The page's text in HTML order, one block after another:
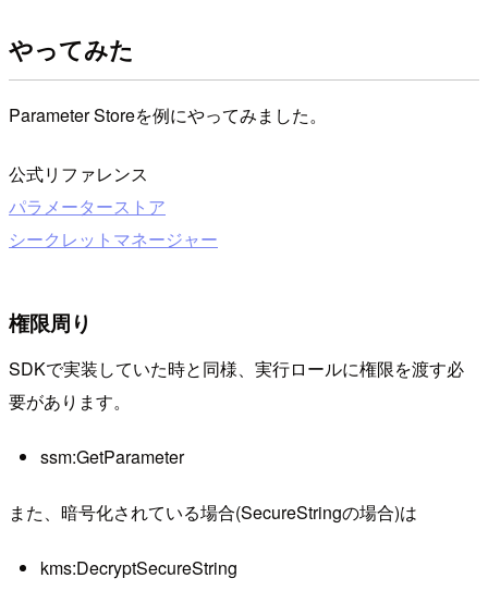
やってみた
Parameter Storeを例にやってみました。
公式リファレンス
パラメーターストア
シークレットマネージャー
権限周り
SDKで実装していた時と同様、実行ロールに権限を渡す必
要があります。
ssm:GetParameter
また、暗号化されている場合(SecureStringの場合)は
kms:DecryptSecureString